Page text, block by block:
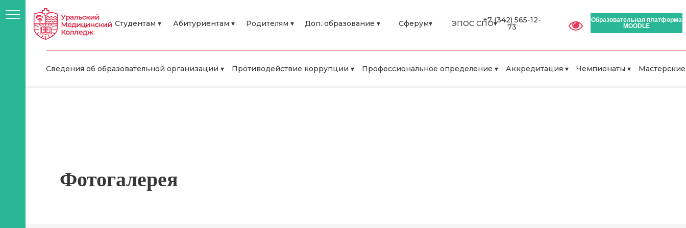
Студентам ▾ Абитуриентам ▾ Родителям ▾ Доп. образование ▾ +7 (342) 565-12-
73
Образовательная платформа
MOODLE
ЭПОС СПО▾
Сферум▾
Сведения об образовательной организации ▾ Противодействие коррупции ▾ Профессиональное определение ▾ Аккредитация ▾ Чемпионаты ▾ Мастерские
Фотогалерея